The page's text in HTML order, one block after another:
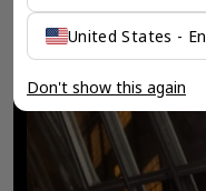
United States -
Don't show this again